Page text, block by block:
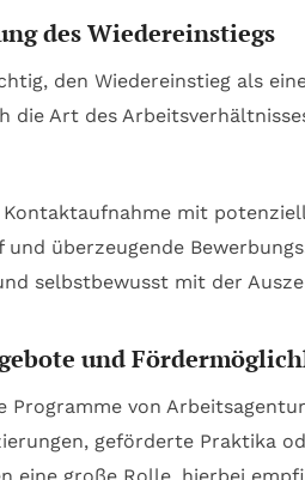
des Wiedereinstiegs
den Wiedereinstieg als
die Art des
mit
überzeugende
selbstbewusst mit der
und
Programme von
geförderte Praktika